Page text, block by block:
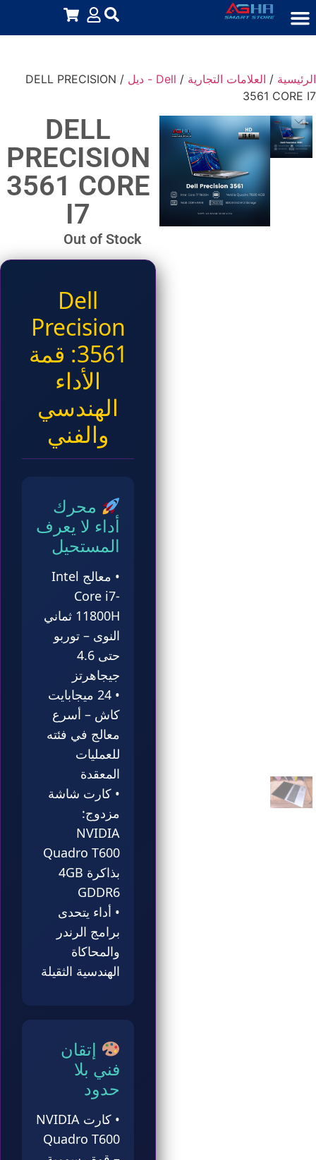
الرئيسية / العلامات التجارية / Dell - ديل
/ DELL PRECISION
3561 CORE I7
DELL
PRECISION
3561 CORE
I7
Out of Stock
Dell
Precision
3561: قمة
الأداء
الهندسي
والفني
محرك
أداء لا يعرف
المستحيل
• معالج Intel
Core i7-
11800H ثماني
النوى – توربو
حتى 4.6
جيجاهرتز
• 24 ميجابايت
كاش – أسرع
معالج في فئته
للعمليات
المعقدة
• كارت شاشة
مزدوج:
NVIDIA
Quadro T600
بذاكرة 4GB
GDDR6
• أداء يتحدى
برامج الرندر
والمحاكاة
الهندسية الثقيلة
إتقان
فني بلا
حدود
• كارت NVIDIA
Quadro T600